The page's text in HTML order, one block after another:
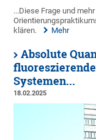
...Diese Frage und
klären.
Mehr
Absolute
Systemen...
18.02.2025